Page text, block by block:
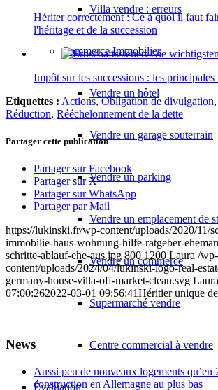
Villa vendre : erreurs
CommerceImmobilier
Vendre un hôtel
Vendre un garage souterrain
Vendre un parking
Vendre un emplacement de
Vendre un commerce
Supermarché vendre
Centre commercial à vendre
Évaluation
Hériter correctement : Ce à quoi il faut
l'héritage et de la succession
Impôt sur les successions : les principales
Etiquettes : Actions,Obligation de divulgation,
Réduction, Rééchelonnement de la dette
Partager cette publication
Partager sur Facebook
Partager sur X
Partager sur WhatsApp
Partager par Mail
https://lukinski.fr/wp-content/uploads/2020/11/
immobilie-haus-wohnung-hilfe-ratgeber-
schritte-ablauf-ehe-aus.jpg 800 1200 Laura /wp-
content/uploads/2024/04/lukinski-logo-real-
germany-house-villa-off-market-clean.svg Laura
07:00:262022-03-01 09:56:41Héritier unique
News
Aussi peu de nouveaux logements qu’en
construction en Allemagne au plus bas